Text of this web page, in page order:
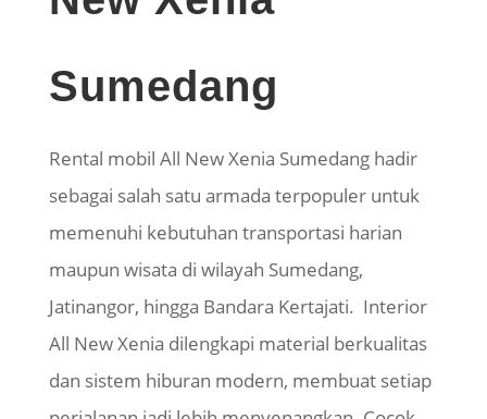
Sumedang
Rental mobil All New Xenia Sumedang hadir
sebagai salah satu armada terpopuler untuk
memenuhi kebutuhan transportasi harian
maupun wisata di wilayah Sumedang,
Jatinangor, hingga Bandara Kertajati. Interior
All New Xenia dilengkapi material berkualitas
dan sistem hiburan modern, membuat setiap